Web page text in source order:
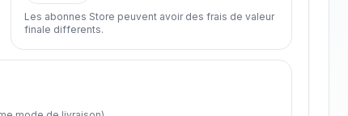
Les abonnes Store peuvent avoir des frais de valeur
finale differents.